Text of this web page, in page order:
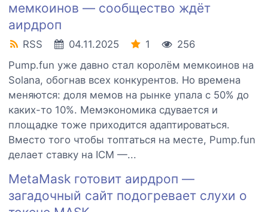
мемкоинов — сообщество ждёт
аирдроп
RSS 04.11.2025 1
256
Pump.fun уже давно стал королём мемкоинов на
Solana, обогнав всех конкурентов. Но времена
меняются: доля мемов на рынке упала с 50% до
каких-то 10%. Мемэкономика сдувается и
площадке тоже приходится адаптироваться.
Вместо того чтобы топтаться на месте, Pump.fun
делает ставку на ICM —...
MetaMask готовит аирдроп —
загадочный сайт подогревает слухи о